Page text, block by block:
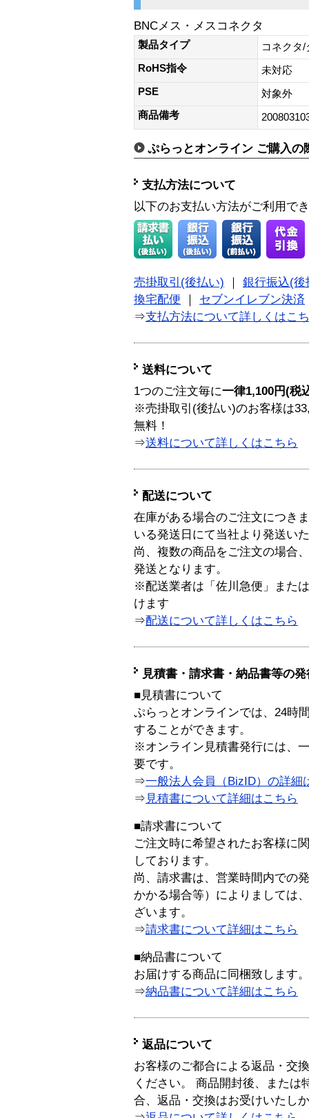
BNCメス・メスコネクタ
製品タイプ
コネクタ
RoHS指令
未対応
PSE
対象外
商品備考
ぷらっとオンライン ご購入の
支払方法について
以下のお支払い方法がご利用で
売掛取引(後払い)
銀行振込(後
換宅配便
セブンイレブン決済
⇒支払方法について詳しくはこ
送料について
1つのご注文毎に一律1,100円(税
※売掛取引(後払い)のお客様は
無料！
⇒送料について詳しくはこちら
配送について
在庫がある場合のご注文につき
いる発送日にて当社より発送い
尚、複数の商品をご注文の場合
発送となります。
※配送業者は「佐川急便」また
けます
⇒配送について詳しくはこちら
見積書・請求書・納品書等の
■見積書について
ぷらっとオンラインでは、24時
することができます。
※オンライン見積書発行には、
要です。
⇒一般法人会員（BizID）の詳細
⇒ 見積書について詳細はこちら
■請求書について
ご注文時に希望されたお客様に
しております。
尚、請求書は、営業時間内での
かかる場合等）によりましては
ざいます。
⇒請求書について詳細はこちら
■納品書について
お届けする商品に同梱致します。
⇒納品書について詳細はこちら
返品について
お客様のご都合による返品・交
ください。 商品開封後、または
合、返品・交換はお受けいたし